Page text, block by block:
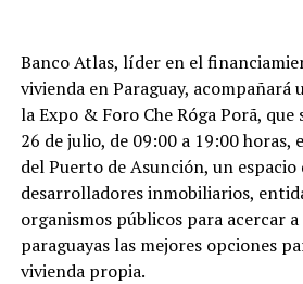
Banco Atlas, líder en el
vivienda en Paraguay, acompañará
la Expo & Foro Che Róga Porã, que
26 de julio, de 09:00 a 19:00
del Puerto de Asunción, un espacio
desarrolladores inmobiliarios,
organismos públicos para acercar
paraguayas las mejores opciones
vivienda propia.